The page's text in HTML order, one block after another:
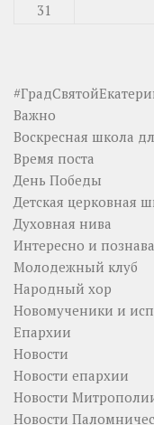
31
Важно
Воскресная школа
Время поста
День Победы
Детская церковная
Духовная нива
Интересно и
Молодежный клуб
Народный хор
Новомученики и
Епархии
Новости
Новости епархии
Новости
Новости